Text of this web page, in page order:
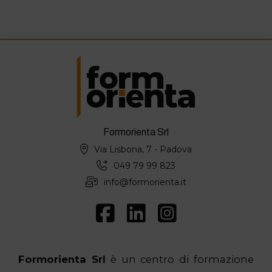
Formorienta Srl
Via Lisbona, 7 - Padova
049 79 99 823
info@formorienta.it
Formorienta Srl è un centro di formazione